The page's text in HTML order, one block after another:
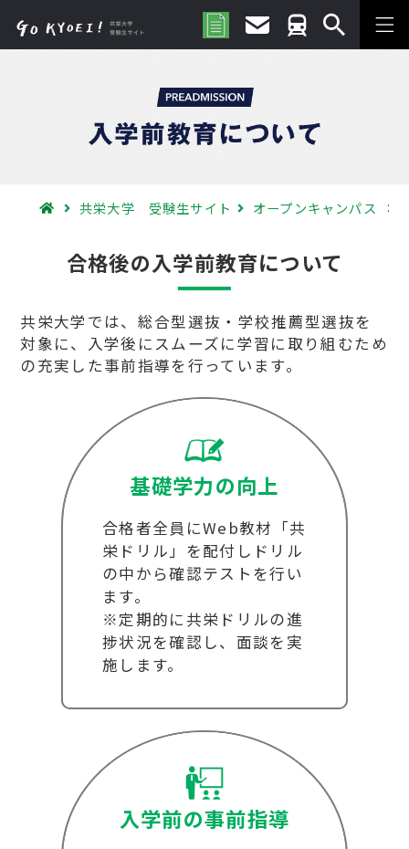
共栄大学 受験生サイト オープンキャンパス
合格後の入学前教育について
共栄大学では、総合型選抜・学校推薦型選抜を
対象に、 入学後にスムーズに学習に取り組むため
の充実した事前指導を行っています。
基礎学力の向上
合格者全員にWeb教材「共
栄ドリル」を配付しドリル
の中から確認テストを行い
ます。
※定期的に共栄ドリルの進
捗状況を確認し、面談を実
施します。
入学前の事前指導